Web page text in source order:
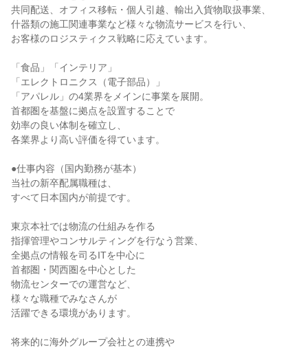
共同配送、オフィス移転・個人引越、輸出入貨物取扱事業、
什器類の施工関連事業など様々な物流サービスを行い、
お客様のロジスティクス戦略に応えています。
「食品」「インテリア」
「エレクトロニクス（電子部品）」
「アパレル」の4業界をメインに事業を展開。
首都圏を基盤に拠点を設置することで
効率の良い体制を確立し、
各業界より高い評価を得ています。
●仕事内容（国内勤務が基本）
当社の新卒配属職種は、
すべて日本国内が前提です。
東京本社では物流の仕組みを作る
指揮管理やコンサルティングを行なう営業、
全拠点の情報を司るITを中心に
首都圏・関西圏を中心とした
物流センターでの運営など、
様々な職種でみなさんが
活躍できる環境があります。
将来的に海外グループ会社との連携や